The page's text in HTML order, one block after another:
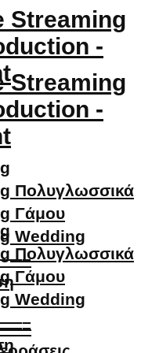
Πολυγλωσσικά
Γάμου
Wedding
Πολυγλωσσικά
Γάμου
Wedding